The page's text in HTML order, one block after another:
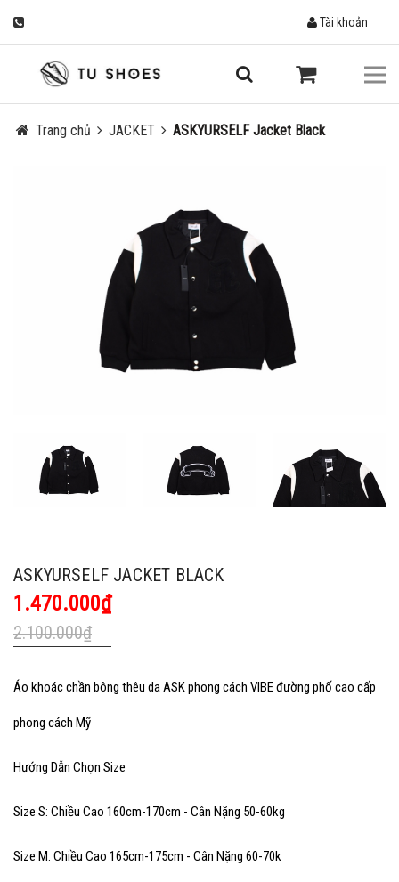
Tài khoản
Trang chủ JACKET ASKYURSELF Jacket Black
ASKYURSELF JACKET BLACK
1.470.000₫
2.100.000₫
Áo khoác chần bông thêu da ASK phong cách VIBE đường phố cao cấp
phong cách Mỹ
Hướng Dẫn Chọn Size
Size S: Chiều Cao 160cm-170cm - Cân Nặng 50-60kg
Size M: Chiều Cao 165cm-175cm - Cân Nặng 60-70k